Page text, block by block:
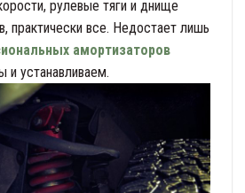
рулевые тяги и днище
практически все. Недостает лишь
амортизаторов
устанавливаем.